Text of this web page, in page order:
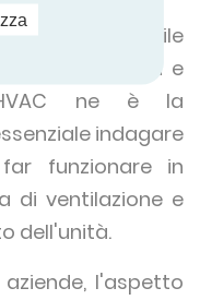
è responsabile
in Europa e
HVAC ne è la
indagare
funzionare in
di ventilazione e
dell'unità.
l'aspetto